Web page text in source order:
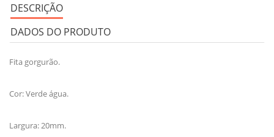
DESCRIÇÃO
DADOS DO PRODUTO
Fita gorgurão.
Cor: Verde água.
Largura: 20mm.